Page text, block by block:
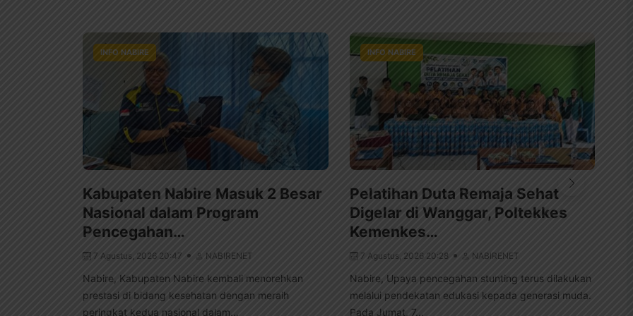
INFO NABIRE
Kabupaten Nabire Masuk 2 Besar
Nasional dalam Program
Pencegahan…
7 Agustus, 2026 20:47 NABIRENET
Nabire, Kabupaten Nabire kembali menorehkan
prestasi di bidang kesehatan dengan meraih
peringkat kedua nasional dalam...
INFO NABIRE
Pelatihan Duta Remaja Sehat
Digelar di Wanggar, Poltekkes
Kemenkes…
7 Agustus, 2026 20:28 NABIRENET
Nabire, Upaya pencegahan stunting terus dilakukan
melalui pendekatan edukasi kepada generasi muda.
Pada Jumat, 7...